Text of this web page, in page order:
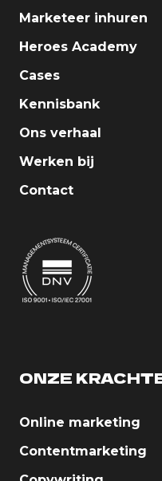
Marketeer inhuren
Heroes Academy
Cases
Kennisbank
Ons verhaal
Werken bij
Contact
ONZE
Online marketing
Contentmarketing